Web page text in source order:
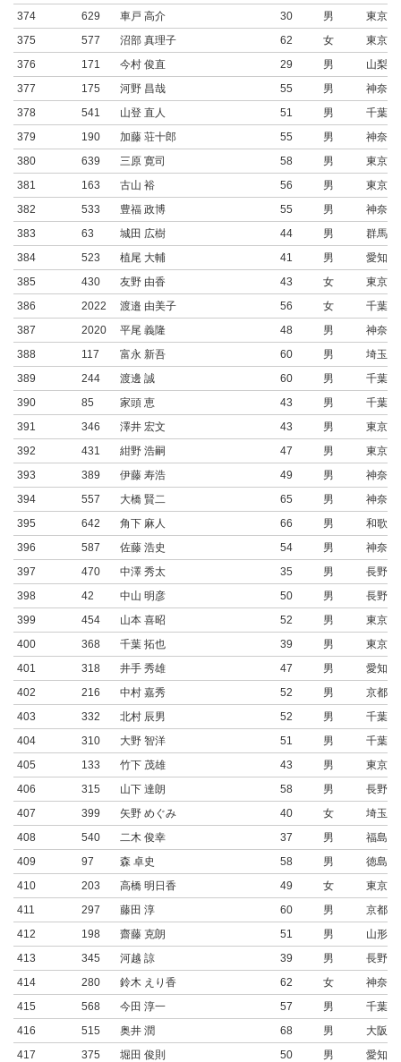
374
629 車戸 高介 30 男
東京都
375
577 沼部 真理子 62 女
東京都
376
171 今村 俊直 29 男
山梨県
377
175 河野 昌哉 55 男
神奈川
378
541 山登 直人 51 男
千葉県
379
190 加藤 荘十郎 55 男
神奈川
380
639 三原 寛司 58 男
東京都
381
163 古山 裕 56 男
東京都
382
533 豊福 政博 55 男
神奈川
383
63 城田 広樹 44 男
群馬県
384
523 植尾 大輔 41 男
愛知県
385
430 友野 由香 43 女
東京都
386
2022 渡邉 由美子 56 女
千葉県
387
2020 平尾 義隆 48 男
神奈川
388
117 富永 新吾 60 男
埼玉県
389
244 渡邊 誠 60 男
千葉県
390
85 家頭 恵 43 男
千葉県
391
346 澤井 宏文 43 男
東京都
392
431 紺野 浩嗣 47 男
東京都
393
389 伊藤 寿浩 49 男
神奈川
394
557 大橋 賢二 65 男
神奈川
395
642 角下 麻人 66 男
和歌山
396
587 佐藤 浩史 54 男
神奈川
397
470 中澤 秀太 35 男
長野県
398
42 中山 明彦 50 男
長野県
399
454 山本 喜昭 52 男
東京都
400
368 千葉 拓也 39 男
東京都
401
318 井手 秀雄 47 男
愛知県
402
216 中村 嘉秀 52 男
京都府
403
332 北村 辰男 52 男
千葉県
404
310 大野 智洋 51 男
千葉県
405
133 竹下 茂雄 43 男
東京都
406
315 山下 達朗 58 男
長野県
407
399 矢野 めぐみ 40 女
埼玉県
408
540 二木 俊幸 37 男
福島県
409
97 森 卓史 58 男
徳島県
410
203 高橋 明日香 49 女
東京都
411
297 藤田 淳 60 男
京都府
412
198 齋藤 克朗 51 男
山形県
413
345 河越 諒 39 男
長野県
414
280 鈴木 えり香 62 女
神奈川
415
568 今田 淳一 57 男
千葉県
416
515 奥井 潤 68 男
大阪府
417
375 堀田 俊則 50 男 愛知県